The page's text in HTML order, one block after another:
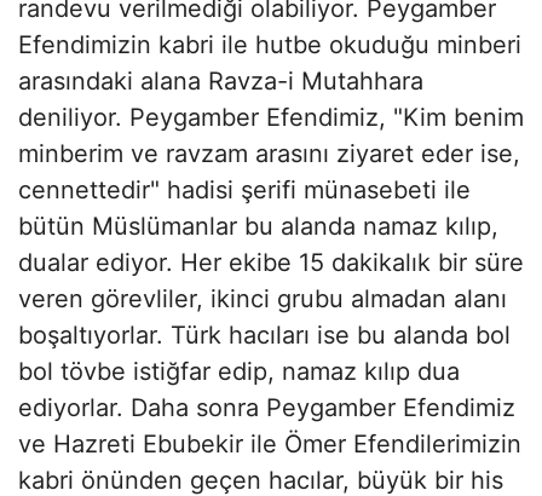
randevu verilmediği olabiliyor. Peygamber
Efendimizin kabri ile hutbe okuduğu minberi
arasındaki alana Ravza-i Mutahhara
deniliyor. Peygamber Efendimiz, "Kim benim
minberim ve ravzam arasını ziyaret eder ise,
cennettedir" hadisi şerifi münasebeti ile
bütün Müslümanlar bu alanda namaz kılıp,
dualar ediyor. Her ekibe 15 dakikalık bir süre
veren görevliler, ikinci grubu almadan alanı
boşaltıyorlar. Türk hacıları ise bu alanda bol
bol tövbe istiğfar edip, namaz kılıp dua
ediyorlar. Daha sonra Peygamber Efendimiz
ve Hazreti Ebubekir ile Ömer Efendilerimizin
kabri önünden geçen hacılar, büyük bir his